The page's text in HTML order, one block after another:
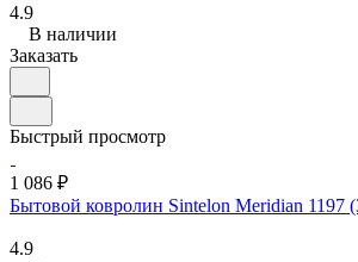
4.9
В наличии
Заказать
Быстрый просмотр
1 086 ₽
Бытовой ковролин Sintelon Meridian 1197
4.9